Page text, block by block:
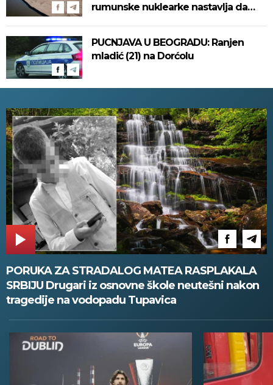
rumunske nuklearke nastavlja da
PUCNJAVA U BEOGRADU: Ranjen
mladić (21) na Dorćolu
PORUKA ZA STRADALOG MATEA RASPLAKALA
SRBIJU Drugari iz osnovne škole neutešni nakon
tragedije na vodopadu Tupavica